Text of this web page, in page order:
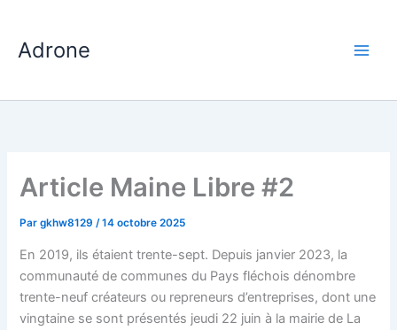
contenu
Adrone
Article Maine Libre #2
Pargkhw8129/14 octobre 2025
En 2019, ils étaient trente-sept. Depuis janvier 2023, la
communauté de communes du Pays fléchois dénombre
trente-neuf créateurs ou repreneurs d’entreprises, dont une
vingtaine se sont présentés jeudi 22 juin à la mairie de La